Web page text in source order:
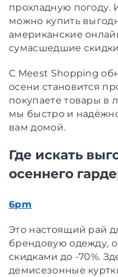
прохладную погоду.
можно купить
американские
сумасшедшие
С Meest Shopping
осени становится
покупаете товары в
мы быстро и
вам домой.
Где искать
осеннего
6pm
Это настоящий рай
брендовую одежду,
скидками до -70%.
демисезонные